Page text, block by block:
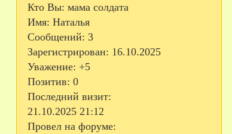
Кто Вы: мама солдата
Имя: Наталья
Сообщений: 3
Зарегистрирован: 16.10.2025
Уважение: +5
Позитив: 0
Последний визит:
21.10.2025 21:12
Провел на форуме: